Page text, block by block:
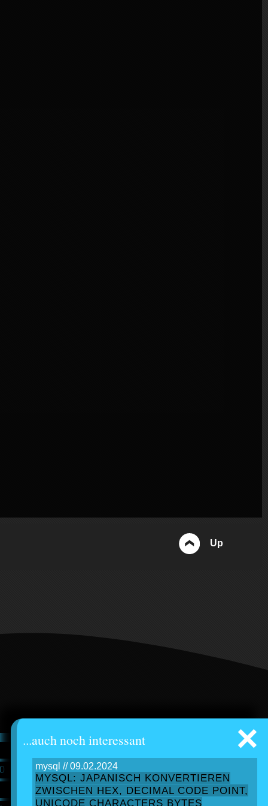
×
...auch noch interessant
mysql // 09.02.2024
MYSQL: JAPANISCH KONVERTIEREN
ZWISCHEN HEX, DECIMAL CODE POINT,
UNICODE CHARACTERS BYTES
Up
cryptography service
converter